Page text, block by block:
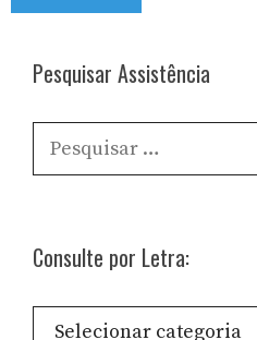
Pesquisar Assistência
Pesquisar
por:
Consulte por Letra:
Consulte